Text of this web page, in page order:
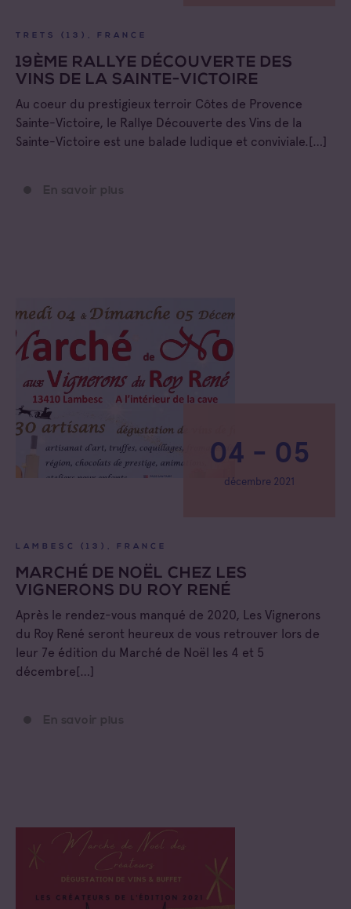
TRETS (13), FRANCE
19ÈME RALLYE DÉCOUVERTE DES
VINS DE LA SAINTE-VICTOIRE
Au coeur du prestigieux terroir Côtes de Provence
Sainte-Victoire, le Rallye Découverte des Vins de la
Sainte-Victoire est une balade ludique et conviviale.[…]
En savoir plus
04 - 05
décembre 2021
LAMBESC (13), FRANCE
MARCHÉ DE NOËL CHEZ LES
VIGNERONS DU ROY RENÉ
Après le rendez-vous manqué de 2020, Les Vignerons
du Roy René seront heureux de vous retrouver lors de
leur 7e édition du Marché de Noël les 4 et 5
décembre[…]
En savoir plus